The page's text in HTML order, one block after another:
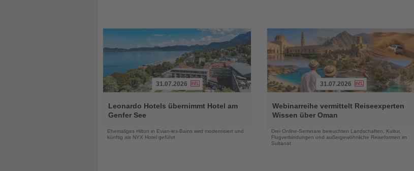
Sie
die
31.07.2026
Leonardo Hotels übernimmt Hotel am
Genfer See
Ehemaliges Hilton in Evian-les-Bains wird modernisiert und
künftig als NYX Hotel geführt
Sie
die
31.07.2026
Webinarreihe vermittelt Reiseexperten
Wissen über Oman
Drei Online-Seminare beleuchten Landschaften, Kultur,
Flugverbindungen und außergewöhnliche Reiseformen im
Sultanat